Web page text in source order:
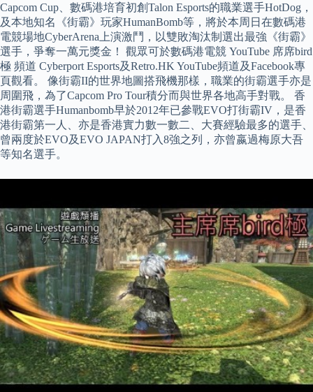
Capcom Cup、數碼港培育初創Talon Esports的職業選手HotDog，
及本地知名《街霸》玩家HumanBomb等，將於本周日在數碼港
電競場地CyberArena上演激鬥，以雙敗淘汰制選出最強《街霸》
選手，爭奪一萬元獎金！ 觀眾可於數碼港電競 YouTube 席席bird
極 頻道 Cyberport Esports及Retro.HK YouTube頻道及Facebook專
頁觀看。 像街霸II的世界地圖搭飛機那樣，職業的街霸選手亦是
周圍飛，為了Capcom Pro Tour積分而與世界各地高手對戰。 香
港街霸選手Humanbomb早於2012年已參戰EVO打街霸IV，是香
港街霸第一人、亦是香港實力數一數二、大賽經驗最多的選手、
曾兩度於EVO及EVO JAPAN打入8強之列，亦曾嬴過梅原大吾
等知名選手。